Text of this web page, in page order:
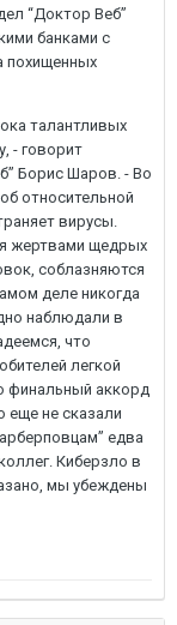
“Доктор Веб”
банками с
похищенных
талантливых
- говорит
Борис Шаров. - Во
относительной
вирусы.
жертвами щедрых
соблазняются
деле никогда
наблюдали в
что
легкой
финальный аккорд
еще не сказали
едва
Киберзло в
мы убеждены